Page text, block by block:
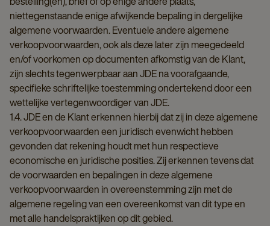
niettegenstaande enige afwijkende bepaling in dergelijke
algemene voorwaarden. Eventuele andere algemene
verkoopvoorwaarden, ook als deze later zijn meegedeeld
en/of voorkomen op documenten afkomstig van de Klant,
zijn slechts tegenwerpbaar aan JDE na voorafgaande,
specifieke schriftelijke toestemming ondertekend door een
wettelijke vertegenwoordiger van JDE.
1.4. JDE en de Klant erkennen hierbij dat zij in deze algemene
verkoopvoorwaarden een juridisch evenwicht hebben
gevonden dat rekening houdt met hun respectieve
economische en juridische posities. Zij erkennen tevens dat
de voorwaarden en bepalingen in deze algemene
verkoopvoorwaarden in overeenstemming zijn met de
algemene regeling van een overeenkomst van dit type en
met alle handelspraktijken op dit gebied.